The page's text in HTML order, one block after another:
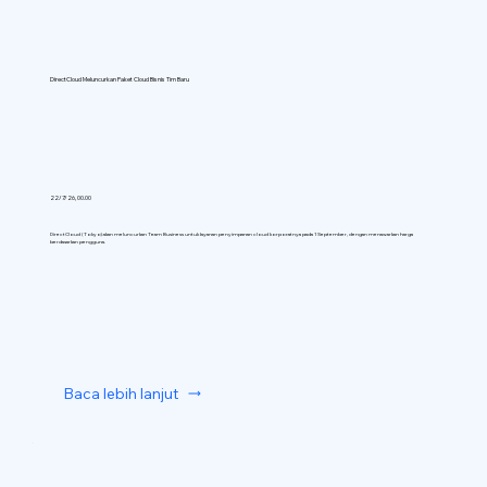
DirectCloud Meluncurkan Paket Cloud Bisnis Tim Baru
22/7/26, 00.00
DirectCloud (Tokyo) akan meluncurkan Team Business untuk layanan penyimpanan cloud korporatnya pada 1 September, dengan menawarkan harga
berdasarkan pengguna.
Baca lebih lanjut